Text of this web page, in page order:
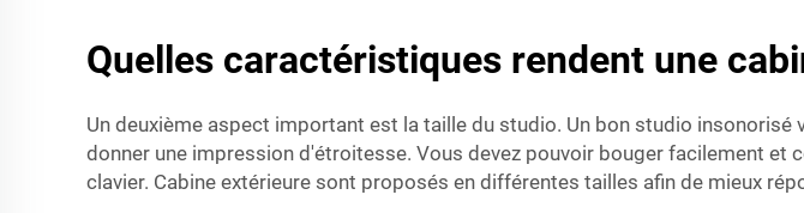
Quelles caractéristiques rendent une
Un deuxième aspect important est la taille du studio. Un bon studio
donner une impression d'étroitesse. Vous devez pouvoir bouger facilement
clavier. Cabine extérieure sont proposés en différentes tailles afin de mieux